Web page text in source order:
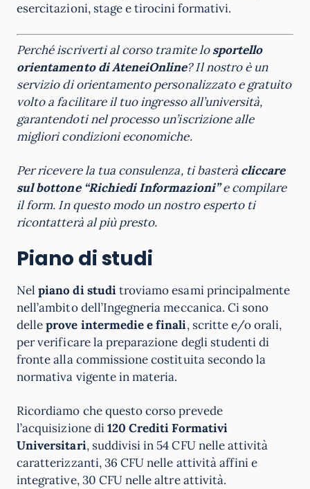
esercitazioni, stage e tirocini formativi.
Perché iscriverti al corso tramite losportello
orientamento diAteneiOnline? Il nostro è un
servizio di orientamento personalizzato e gratuito
volto a facilitare il tuo ingresso all’università,
garantendoti nel processo un’iscrizione alle
migliori condizioni economiche.
Per ricevere la tua consulenza, ti basterà cliccare
sul bottone “Richiedi Informazioni”e compilare
il form. In questo modo un nostro esperto ti
ricontatterà al più presto.
Piano di studi
Nelpiano di studitroviamo esami principalmente
nell’ambito dell’Ingegneria meccanica. Ci sono
delleprove intermedie e finali, scritte e/o orali,
per verificare la preparazione degli studenti di
fronte alla commissione costituita secondo la
normativa vigente in materia.
Ricordiamo che questo corso prevede
l’acquisizione di120 Crediti Formativi
Universitari, suddivisi in 54 CFU nelle attività
caratterizzanti, 36 CFU nelle attività affini e
integrative, 30 CFU nelle altre attività.